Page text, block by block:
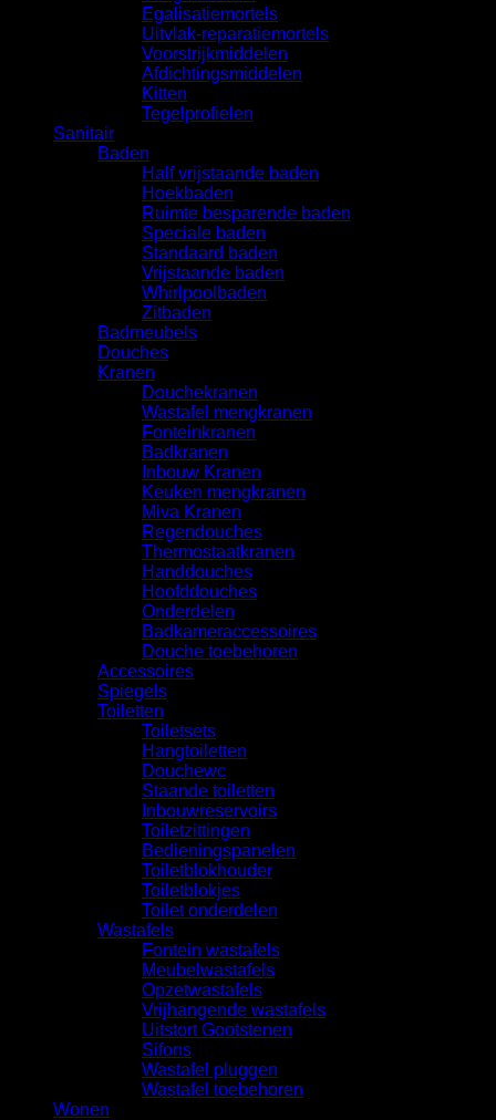
Egalisatiemortels
Uitvlak-reparatiemortels
Voorstrijkmiddelen
Afdichtingsmiddelen
Kitten
Tegelprofielen
Sanitair
Baden
Half vrijstaande baden
Hoekbaden
Ruimte besparende baden
Speciale baden
Standaard baden
Vrijstaande baden
Whirlpoolbaden
Zitbaden
Badmeubels
Douches
Kranen
Douchekranen
Wastafel mengkranen
Fonteinkranen
Badkranen
Inbouw Kranen
Keuken mengkranen
Miva Kranen
Regendouches
Thermostaatkranen
Handdouches
Hoofddouches
Onderdelen
Badkameraccessoires
Douche toebehoren
Accessoires
Spiegels
Toiletten
Toiletsets
Hangtoiletten
Douchewc
Staande toiletten
Inbouwreservoirs
Toiletzittingen
Bedieningspanelen
Toiletblokhouder
Toiletblokjes
Toilet onderdelen
Wastafels
Fontein wastafels
Meubelwastafels
Opzetwastafels
Vrijhangende wastafels
Uitstort Gootstenen
Sifons
Wastafel pluggen
Wastafel toebehoren
Wonen